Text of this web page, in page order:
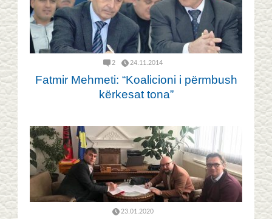
2 24.11.2014
Fatmir Mehmeti: “Koalicioni i përmbush
kërkesat tona”
23.01.2020